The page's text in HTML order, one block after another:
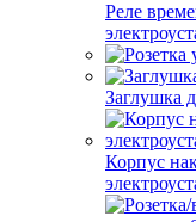
Реле
Заглушка
Корпус